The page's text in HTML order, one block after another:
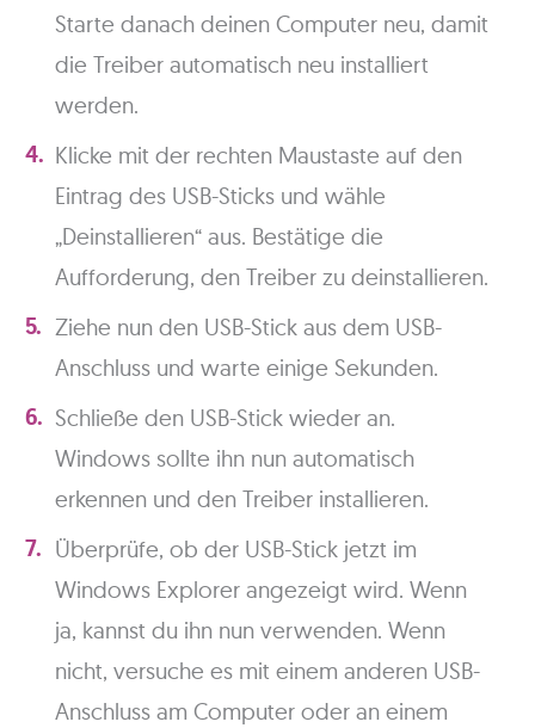
Starte danach deinen Computer neu, damit
die Treiber automatisch neu installiert
werden.
Klicke mit der rechten Maustaste auf den
Eintrag des USB-Sticks und wähle
„Deinstallieren“ aus. Bestätige die
Aufforderung, den Treiber zu deinstallieren.
Ziehe nun den USB-Stick aus dem USB-
Anschluss und warte einige Sekunden.
Schließe den USB-Stick wieder an.
Windows sollte ihn nun automatisch
erkennen und den Treiber installieren.
Überprüfe, ob der USB-Stick jetzt im
Windows Explorer angezeigt wird. Wenn
ja, kannst du ihn nun verwenden. Wenn
nicht, versuche es mit einem anderen USB-
Anschluss am Computer oder an einem